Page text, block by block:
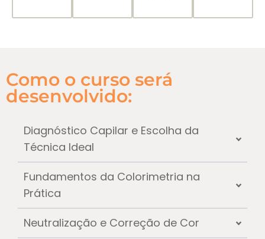
Como o curso será
desenvolvido:​
Diagnóstico Capilar e Escolha da
Técnica Ideal
Fundamentos da Colorimetria na
Prática
Neutralização e Correção de Cor